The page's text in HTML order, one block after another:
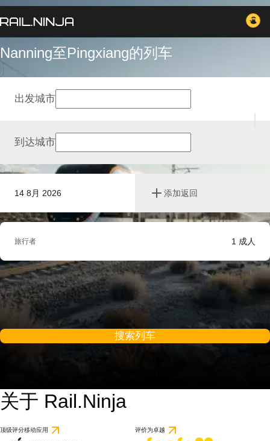
Nanning至Pingxiang的列车
14 8月 2026 添加返回
出发城市
到达城市
旅行者 1 成人
搜索列车
关于 Rail.Ninja
顶级评分移动应用 评价为卓越